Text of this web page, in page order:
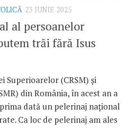
23 IUNIE 2025
al persoanelor
trăi fără Isus
Superioarelor (CRSM) și
din România, în acest an a
dată un pelerinaj național
Ca loc de pelerinaj am ales